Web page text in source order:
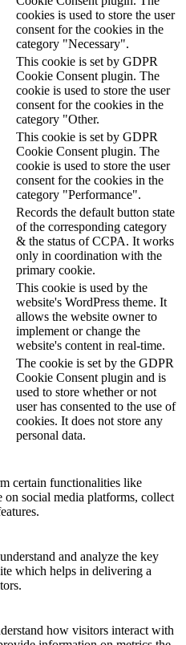
cookies is used to store the user
consent for the cookies in the
category "Necessary".
This cookie is set by GDPR
Cookie Consent plugin. The
cookie is used to store the user
consent for the cookies in the
category "Other.
This cookie is set by GDPR
Cookie Consent plugin. The
cookie is used to store the user
consent for the cookies in the
category "Performance".
Records the default button state
of the corresponding category
& the status of CCPA. It works
only in coordination with the
primary cookie.
This cookie is used by the
website's WordPress theme. It
allows the website owner to
implement or change the
website's content in real-time.
The cookie is set by the GDPR
Cookie Consent plugin and is
used to store whether or not
user has consented to the use of
cookies. It does not store any
personal data.
certain functionalities like
on social media platforms, collect
and analyze the key
which helps in delivering a
how visitors interact with